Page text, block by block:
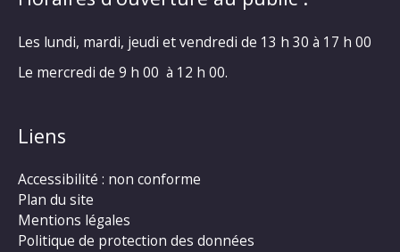
Les lundi, mardi, jeudi et vendredi de 13 h 30 à 17 h 00
Le mercredi de 9 h 00 à 12 h 00.
Liens
Accessibilité : non conforme
Plan du site
Mentions légales
Politique de protection des données